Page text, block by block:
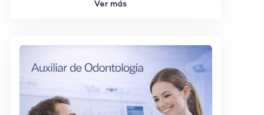
Ver más